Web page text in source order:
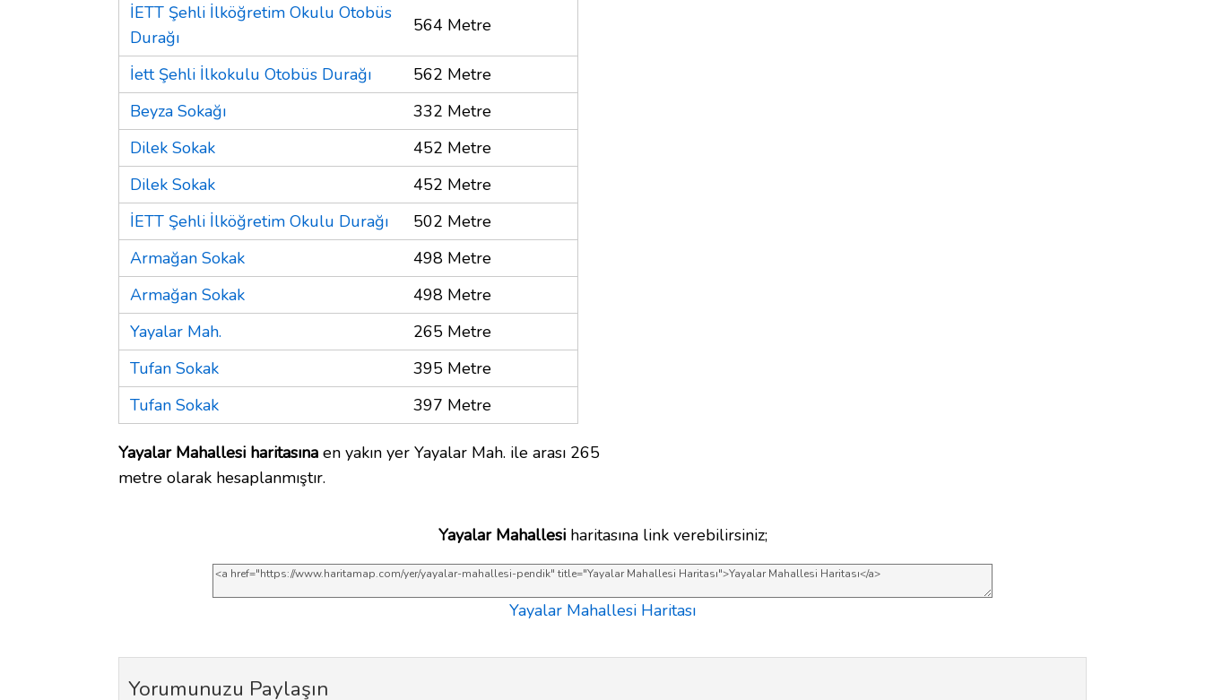
İETT Şehli İlköğretim Okulu Otobüs
Durağı
564 Metre
İett Şehli İlkokulu Otobüs Durağı
562 Metre
Beyza Sokağı
332 Metre
Dilek Sokak
452 Metre
Dilek Sokak
452 Metre
İETT Şehli İlköğretim Okulu Durağı
502 Metre
Armağan Sokak
498 Metre
Armağan Sokak
498 Metre
Yayalar Mah.
265 Metre
Tufan Sokak
395 Metre
Tufan Sokak
397 Metre
Yayalar Mahallesi haritasına en yakın yer Yayalar Mah. ile arası 265
metre olarak hesaplanmıştır.
Yayalar Mahallesiharitasına link verebilirsiniz;
Yayalar Mahallesi Haritası
Yorumunuzu Paylaşın